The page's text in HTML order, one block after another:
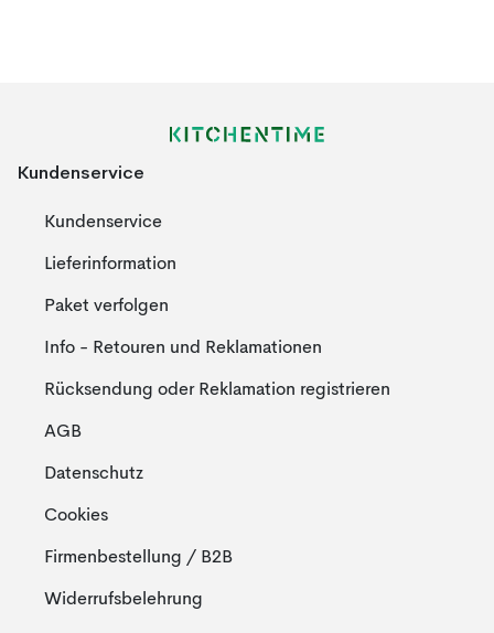
Kundenservice
Kundenservice
Lieferinformation
Paket verfolgen
Info - Retouren und Reklamationen
Rücksendung oder Reklamation registrieren
AGB
Datenschutz
Cookies
Firmenbestellung / B2B
Widerrufsbelehrung